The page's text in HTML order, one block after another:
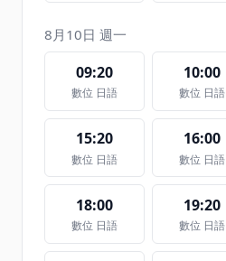
8月10日 週一
09:20
數位 日語
10:00
數位 日語
15:20
數位 日語
16:00
數位 日語
18:00
數位 日語
19:20
數位 日語